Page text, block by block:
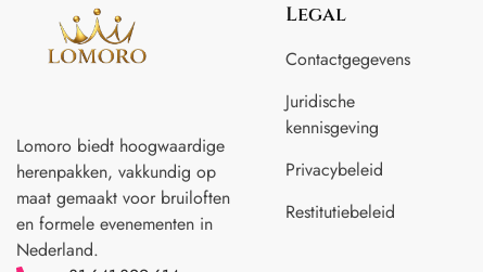
Lomoro biedt hoogwaardige
herenpakken, vakkundig op
maat gemaakt voor bruiloften
en formele evenementen in
Nederland.
Legal
Contactgegevens
Juridische
kennisgeving
Privacybeleid
Restitutiebeleid